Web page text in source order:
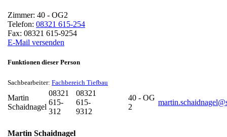
Zimmer: 40 - OG2
Telefon: 08321 615-254
Fax: 08321 615-9254
E-Mail versenden
Funktionen dieser Person
Sachbearbeiter: Fachbereich Tiefbau
Martin
Schaidnagel
08321
615-
312
08321
615-
9312
40 - OG
2
Martin Schaidnagel